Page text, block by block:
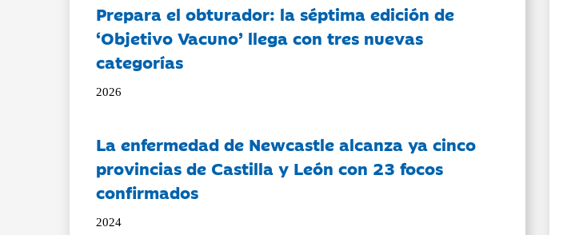
Prepara el obturador: la séptima edición de
‘Objetivo Vacuno’ llega con tres nuevas
categorías
2026
La enfermedad de Newcastle alcanza ya cinco
provincias de Castilla y León con 23 focos
confirmados
2024